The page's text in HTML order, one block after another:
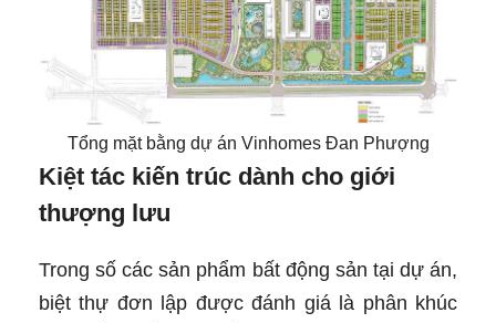
Tổng mặt bằng dự án Vinhomes Đan Phượng
Kiệt tác kiến trúc dành cho giới
thượng lưu
Trong số các sản phẩm bất động sản tại dự án,
biệt thự đơn lập được đánh giá là phân khúc